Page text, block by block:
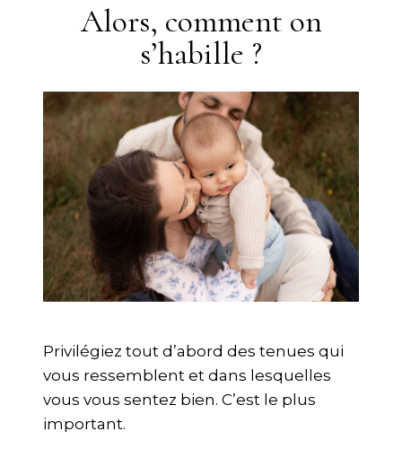
Alors, comment on
s’habille ?
Privilégiez tout d’abord des tenues qui
vous ressemblent et dans lesquelles
vous vous sentez bien. C’est le plus
important.